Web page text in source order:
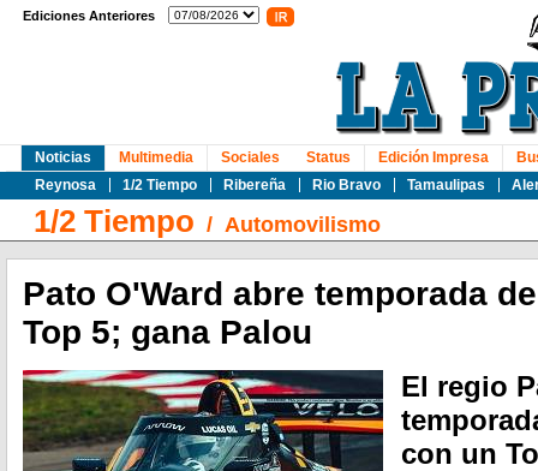
Ediciones Anteriores
Noticias
Reynosa
1/2 Tiempo Ribereña Rio Bravo Tamaulipas
Multimedia Sociales Status Edición Impresa
1/2 Tiempo / Automovilismo
Pato O'Ward abre temporada
Top 5; gana Palou
El regio
con un